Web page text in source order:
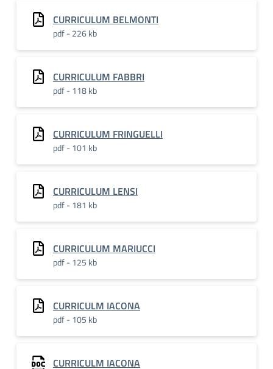
CURRICULUM BELMONTI
pdf - 226 kb
CURRICULUM FABBRI
pdf - 118 kb
CURRICULUM FRINGUELLI
pdf - 101 kb
CURRICULUM LENSI
pdf - 181 kb
CURRICULUM MARIUCCI
pdf - 125 kb
CURRICULM IACONA
pdf - 105 kb
CURRICULM IACONA